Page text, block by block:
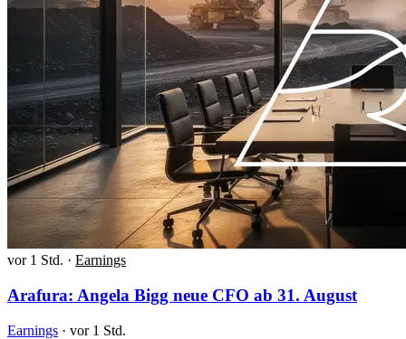
vor 1 Std. · Earnings
Arafura: Angela Bigg neue CFO ab 31. August
Earnings · vor 1 Std.